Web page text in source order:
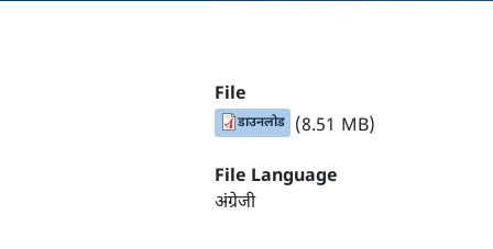
File
डाउनलोड (8.51 MB)
File Language
अंग्रेजी